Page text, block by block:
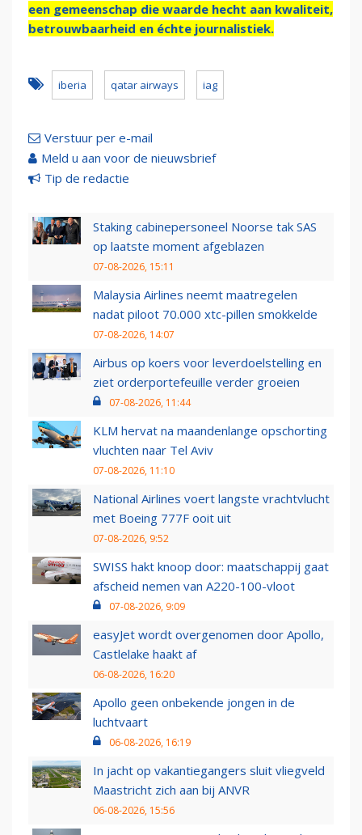
een gemeenschap die waarde hecht aan kwaliteit,
betrouwbaarheid en échte journalistiek.
iberia qatar airways iag
Verstuur per e-mail
Meld u aan voor de nieuwsbrief
Tip de redactie
Staking cabinepersoneel Noorse tak SAS
op laatste moment afgeblazen
07-08-2026, 15:11
Malaysia Airlines neemt maatregelen
nadat piloot 70.000 xtc-pillen smokkelde
07-08-2026, 14:07
Airbus op koers voor leverdoelstelling en
ziet orderportefeuille verder groeien
07-08-2026, 11:44
KLM hervat na maandenlange opschorting
vluchten naar Tel Aviv
07-08-2026, 11:10
National Airlines voert langste vrachtvlucht
met Boeing 777F ooit uit
07-08-2026, 9:52
SWISS hakt knoop door: maatschappij gaat
afscheid nemen van A220-100-vloot
07-08-2026, 9:09
easyJet wordt overgenomen door Apollo,
Castlelake haakt af
06-08-2026, 16:20
Apollo geen onbekende jongen in de
luchtvaart
06-08-2026, 16:19
In jacht op vakantiegangers sluit vliegveld
Maastricht zich aan bij ANVR
06-08-2026, 15:56